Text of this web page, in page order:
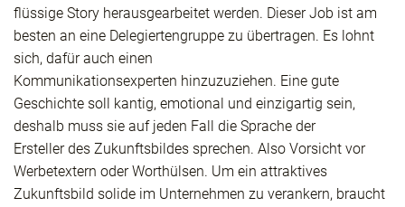
flüssige Story herausgearbeitet werden. Dieser Job ist am
besten an eine Delegiertengruppe zu übertragen. Es lohnt
sich, dafür auch einen
Kommunikationsexperten hinzuzuziehen. Eine gute
Geschichte soll kantig, emotional und einzigartig sein,
deshalb muss sie auf jeden Fall die Sprache der
Ersteller des Zukunftsbildes sprechen. Also Vorsicht vor
Werbetextern oder Worthülsen. Um ein attraktives
Zukunftsbild solide im Unternehmen zu verankern, braucht